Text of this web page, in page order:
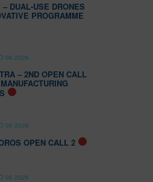
– DUAL-USE DRONES
PROGRAMME
06 2026
– 2ND OPEN CALL
06 2026
OPEN CALL 2
06 2026